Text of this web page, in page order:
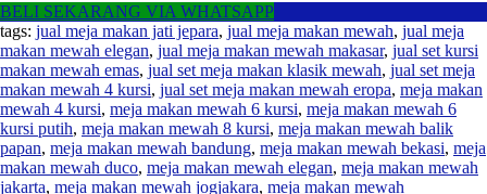
BELI SEKARANG VIA WHATSAPP
tags: jual meja makan jati jepara, jual meja makan mewah, jual meja
makan mewah elegan, jual meja makan mewah makasar, jual set kursi
makan mewah emas, jual set meja makan klasik mewah, jual set meja
makan mewah 4 kursi, jual set meja makan mewah eropa, meja makan
mewah 4 kursi, meja makan mewah 6 kursi, meja makan mewah 6
kursi putih, meja makan mewah 8 kursi, meja makan mewah balik
papan, meja makan mewah bandung, meja makan mewah bekasi, meja
makan mewah duco, meja makan mewah elegan, meja makan mewah
jakarta, meja makan mewah jogjakara, meja makan mewah